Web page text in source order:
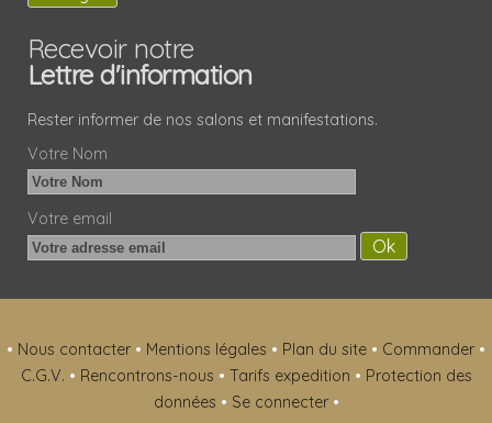
Recevoir notre
Lettre d'information
Rester informer de nos salons et manifestations.
Votre Nom
Votre email
• Nous contacter • Mentions légales • Plan du site • Commander •
C.G.V. • Rencontrons-nous • Tarifs expedition • Protection des
données • Se connecter •